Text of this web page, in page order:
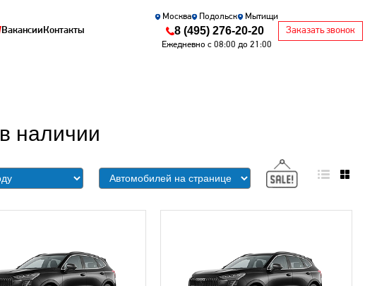
ВакансииКонтакты
Москва Подольск Мытищи
8 (495) 276-20-20
Ежедневно с 08:00 до 21:00
Заказать звонок
наличии